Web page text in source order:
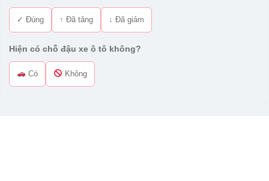
✓ Đúng ↑ Đã tăng ↓ Đã giảm
Hiện có chỗ đậu xe ô tô không?
Có Không